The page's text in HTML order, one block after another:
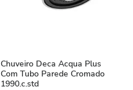
Chuveiro Deca Acqua Plus
Com Tubo Parede Cromado
1990.c.std